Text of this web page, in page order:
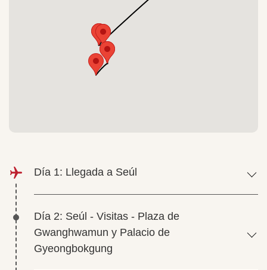
Día 1: Llegada a Seúl
Día 2: Seúl - Visitas - Plaza de
Gwanghwamun y Palacio de
Gyeongbokgung